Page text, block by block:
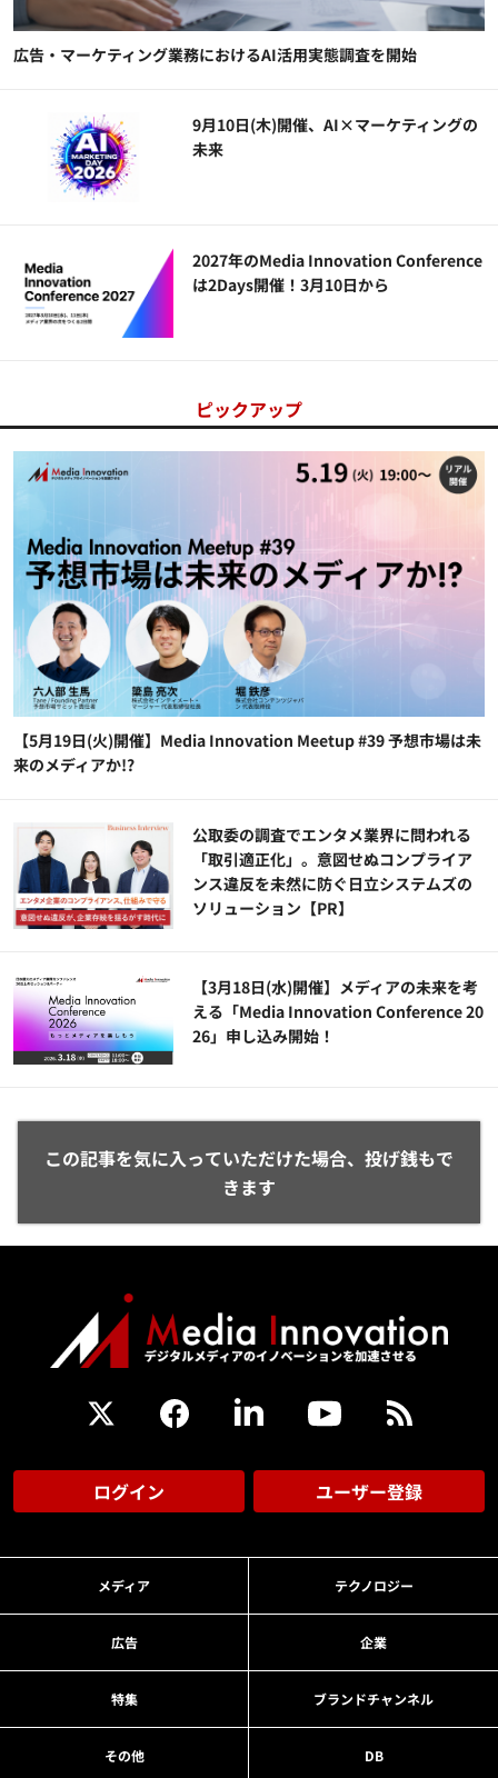
広告・マーケティング業務におけるAI活用実態調査を開始
9月10日(木)開催、AI×マーケティングの
未来
2027年のMedia Innovation Conference
は2Days開催！3月10日から
ピックアップ
【5月19日(火)開催】Media Innovation Meetup #39 予想市場は未
来のメディアか!?
公​​取委の調査でエンタメ業界に問われる
「取引適正化」。意図せぬコンプライア
ンス違反を未然に防ぐ日立システムズの
ソリューション​【PR】
【3月18日(水)開催】メディアの未来を考
える「Media Innovation Conference 20
26」申し込み開始！
この記事を気に入っていただけた場合、投げ銭もで
きます
ログイン ユーザー登録
メディア テクノロジー
広告 企業
特集 ブランドチャンネル
その他 DB